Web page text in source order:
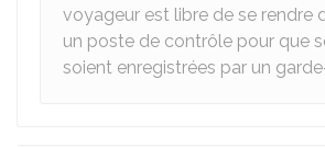
voyageur est libre de se rendre
un poste de contrôle pour que
soient enregistrées par un